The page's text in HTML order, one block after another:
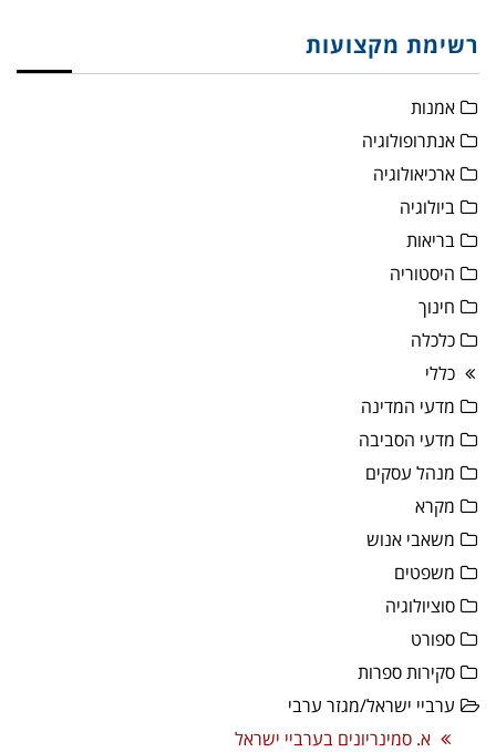
רשימת מקצועות
אמנות
אנתרופולוגיה
ארכיאולוגיה
ביולוגיה
בריאות
היסטוריה
חינוך
כלכלה
כללי
מדעי המדינה
מדעי הסביבה
מנהל עסקים
מקרא
משאבי אנוש
משפטים
סוציולוגיה
ספורט
סקירות ספרות
ערביי ישראל/מגזר ערבי
א. סמינריונים בערביי ישראל